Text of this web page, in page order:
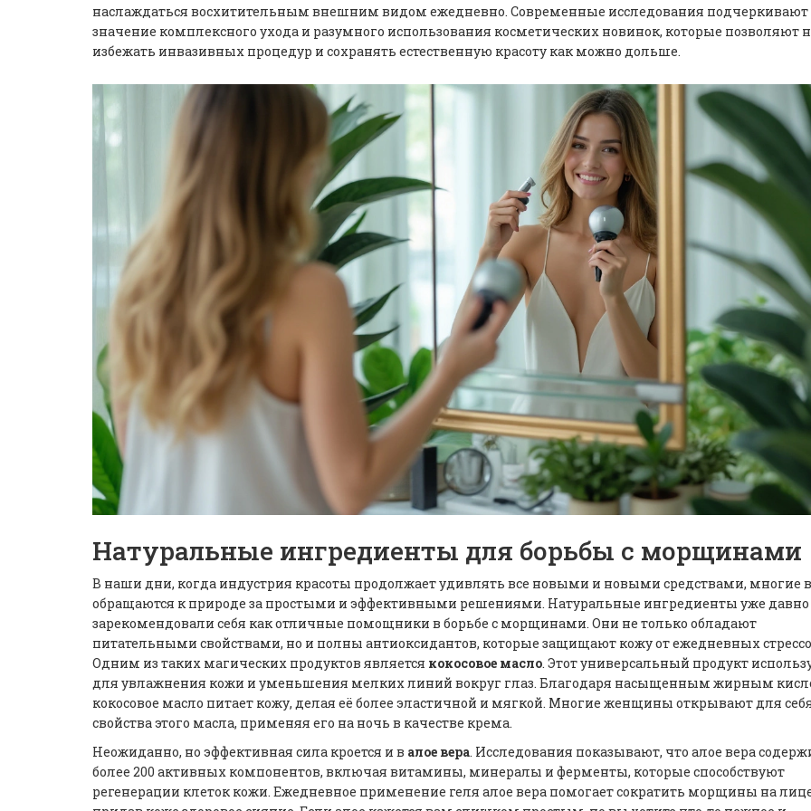
наслаждаться восхитительным внешним видом ежедневно. Современные исследования подчеркивают
значение комплексного ухода и разумного использования косметических новинок, которые позволяют
избежать инвазивных процедур и сохранять естественную красоту как можно дольше.
Натуральные ингредиенты для борьбы с морщинами
В наши дни, когда индустрия красоты продолжает удивлять все новыми и новыми средствами, многие
обращаются к природе за простыми и эффективными решениями. Натуральные ингредиенты уже давно
зарекомендовали себя как отличные помощники в борьбе с морщинами. Они не только обладают
питательными свойствами, но и полны антиоксидантов, которые защищают кожу от ежедневных
Одним из таких магических продуктов является кокосовое масло. Этот универсальный продукт
для увлажнения кожи и уменьшения мелких линий вокруг глаз. Благодаря насыщенным жирным
кокосовое масло питает кожу, делая её более эластичной и мягкой. Многие женщины открывают для
свойства этого масла, применяя его на ночь в качестве крема.
Неожиданно, но эффективная сила кроется и в алое вера. Исследования показывают, что алое вера
более 200 активных компонентов, включая витамины, минералы и ферменты, которые способствуют
регенерации клеток кожи. Ежедневное применение геля алое вера помогает сократить морщины на